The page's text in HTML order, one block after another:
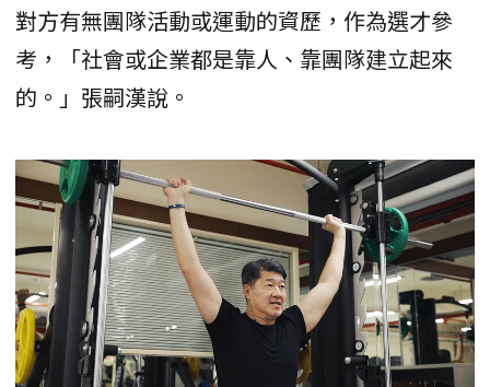
對方有無團隊活動或運動的資歷，作為選才參
考，「社會或企業都是靠人、靠團隊建立起來
的。」張嗣漢說。